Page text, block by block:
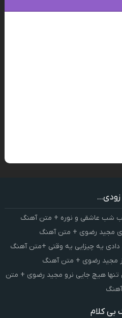
زودی...
شب عاشقی و نوره + متن آهنگ
مجید رضوی + متن آهنگ
دادی یه چیزایی یه وقتی +متن آهنگ
مجید رضوی + متن آهنگ
هیچ جایی نرو مجید رضوی + متن
آهنگ
بی کلام